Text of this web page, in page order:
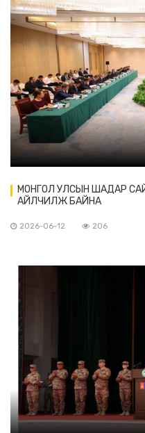
МОНГОЛ УЛСЫН ШАДАР
АЙЛЧИЛЖ БАЙНА
2026-06-12 206